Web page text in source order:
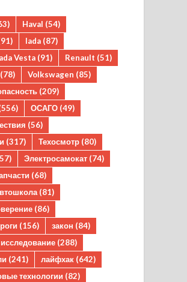
Haval (54)
lada (87)
Vesta (91) Renault (51)
(78) Volkswagen (85)
(209)
ОСАГО (49)
(56)
(317) Техосмотр (80)
Электросамокат (74)
(68)
(81)
(86)
(156) закон (84)
исследование (288)
(241) лайфхак (642)
технологии (82)